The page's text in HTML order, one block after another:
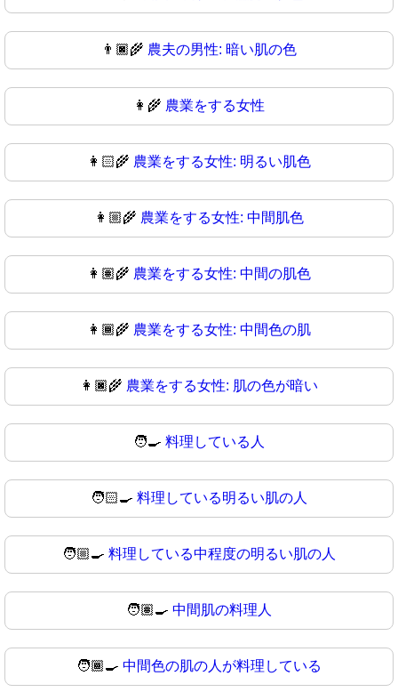
👨🏿‍🌾 農夫の男性: 暗い肌の色
👩‍🌾 農業をする女性
👩🏻‍🌾 農業をする女性: 明るい肌色
👩🏼‍🌾 農業をする女性: 中間肌色
👩🏽‍🌾 農業をする女性: 中間の肌色
👩🏾‍🌾 農業をする女性: 中間色の肌
👩🏿‍🌾 農業をする女性: 肌の色が暗い
🧑‍🍳 料理している人
🧑🏻‍🍳 料理している明るい肌の人
🧑🏼‍🍳 料理している中程度の明るい肌の人
🧑🏽‍🍳 中間肌の料理人
🧑🏾‍🍳 中間色の肌の人が料理している